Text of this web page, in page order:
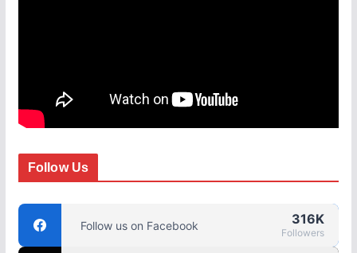
Follow Us
Follow us on Facebook 316K
Followers